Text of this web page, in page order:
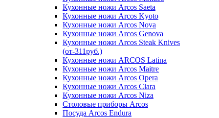
Кухонные ножи Arcos Saeta
Кухонные ножи Arcos Kyoto
Кухонные ножи Arcos Nova
Кухонные ножи Arcos Genova
Кухонные ножи Arcos Steak Knives
(от-311руб.)
Кухонные ножи ARCOS Latina
Кухонные ножи Arcos Maitre
Кухонные ножи Arcos Opera
Кухонные ножи Arcos Clara
Кухонные ножи Arcos Niza
Столовые приборы Arcos
Посуда Arcos Endura